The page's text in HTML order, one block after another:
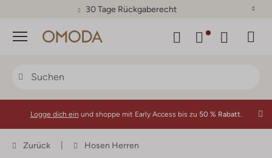
30 Tage Rückgaberecht
Menü
Logge dich ein und shoppe mit Early Access bis zu 50 % Rabatt.
Zurück Hosen Herren